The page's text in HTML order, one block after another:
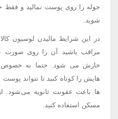
حوله را روی پوست نمالید و فقط
شوید.
در این شرایط مالیدن لوسیون
مراقب باشید آن را روی صورت
خارش می شود. حتما به خصوص
هایش را کوتاه کنید تا نتواند
ها باعث عفونت ثانویه می شود.
مسکن استفاده کنید.